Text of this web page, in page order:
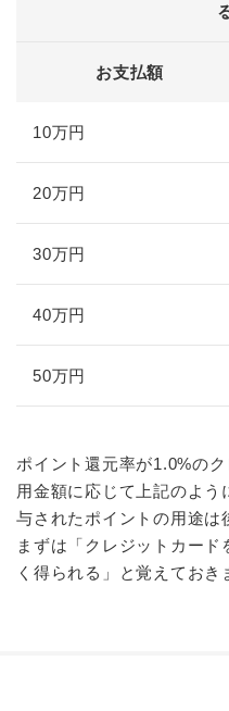
お支払額
10万円
20万円
30万円
40万円
50万円
ポイント還元率が1.0%の
用金額に応じて上記のよ
与されたポイントの用途は
まずは「クレジットカー
く得られる」と覚えておき